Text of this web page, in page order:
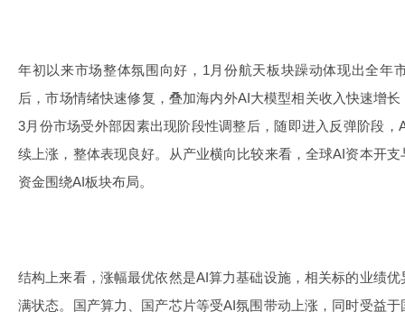
年初以来市场整体氛围向好，1月份航天板块躁动体现出全年
后，市场情绪快速修复，叠加海内外AI大模型相关收入快速增
3月份市场受外部因素出现阶段性调整后，随即进入反弹阶段
续上涨，整体表现良好。从产业横向比较来看，全球AI资本开
资金围绕AI板块布局。
结构上来看，涨幅最优依然是AI算力基础设施，相关标的业绩
满状态。国产算力、国产芯片等受AI氛围带动上涨，同时受益